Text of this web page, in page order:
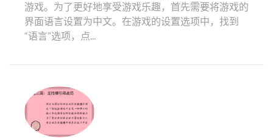
游戏。为了更好地享受游戏乐趣，首先需要将游戏的
界面语言设置为中文。在游戏的设置选项中，找到
“语言”选项，点...